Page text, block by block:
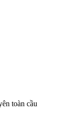
toàn cầu